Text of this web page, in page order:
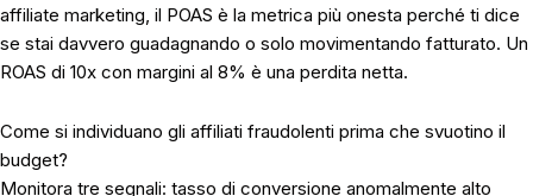
affiliate marketing, il POAS è la metrica più onesta perché ti dice
se stai davvero guadagnando o solo movimentando fatturato. Un
ROAS di 10x con margini al 8% è una perdita netta.
Come si individuano gli affiliati fraudolenti prima che svuotino il
budget?
Monitora tre segnali: tasso di conversione anomalmente alto